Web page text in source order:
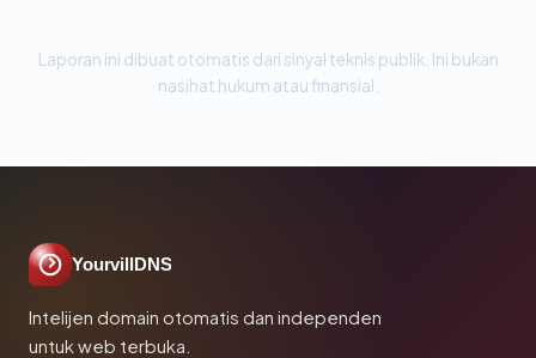
Laporan ini dibuat otomatis dari sinyal teknis publik. Ini bukan
nasihat hukum atau finansial.
YourvillDNS
Intelijen domain otomatis dan independen
untuk web terbuka.